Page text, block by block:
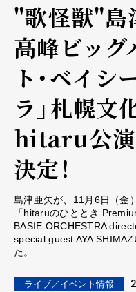
"歌怪獣"島
高峰ビッグ
ト・ベイシ
ラ」札幌文
hitaru公演
決定！
島津亜矢が、11月6日（金
「hitaruのひととき
BASIE ORCHESTRA
special guest AYA
た。
ライブ／イベント情報